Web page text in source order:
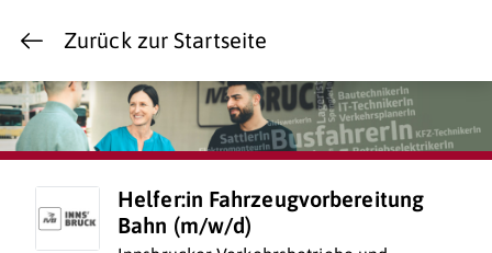
Zurück zur Startseite
Helfer:in Fahrzeugvorbereitung
Bahn (m/w/d)